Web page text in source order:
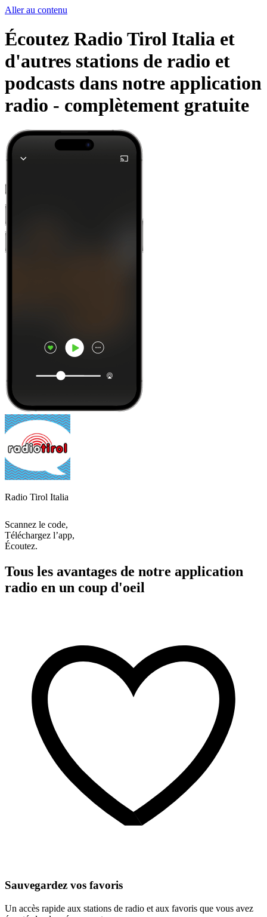
Aller au contenu
Écoutez Radio Tirol Italia et
d'autres stations de radio et
podcasts dans notre application
radio - complètement gratuite
Radio Tirol Italia
Scannez le code,
Téléchargez l’app,
Écoutez.
Tous les avantages de notre application
radio en un coup d'oeil
Sauvegardez vos favoris
Un accès rapide aux stations de radio et aux favoris que vous avez